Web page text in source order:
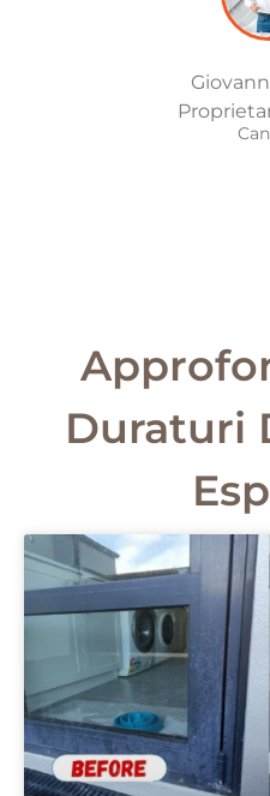
Duraturi